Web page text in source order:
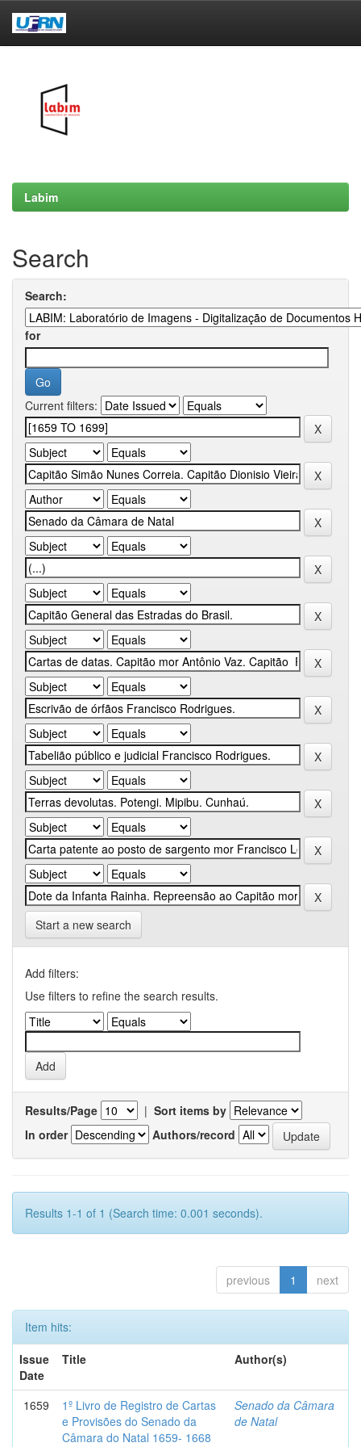
Labim
Search
Search:
for
Current filters:
Start a new search
Add filters:
Use filters to refine the search results.
Results/Page | Sort items by
In order
Authors/record
Results 1-1 of 1 (Search time: 0.001 seconds).
previous 1 next
Item hits:
Issue
Date
Title Author(s)
1659
1º Livro de Registro de Cartas
e Provisões do Senado da
Câmara do Natal 1659- 1668
Senado da Câmara
de Natal